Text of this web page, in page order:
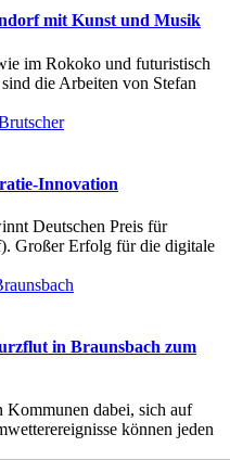
mit Kunst und Musik
im Rokoko und futuristisch
die Arbeiten von Stefan
Innovation
Deutschen Preis für
Großer Erfolg für die digitale
in Braunsbach zum
Kommunen dabei, sich auf
können jeden